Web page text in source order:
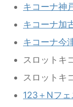
キコーナ神
キコーナ加
キコーナ今
スロットキ
スロットキ
123＋Nフ